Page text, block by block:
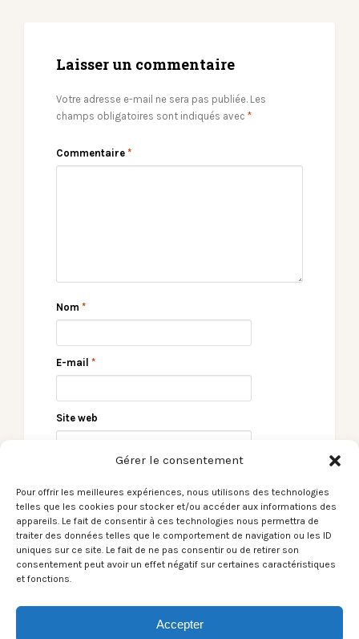
Gérer le consentement
Pour offrir les meilleures expériences, nous utilisons des technologies
telles que les cookies pour stocker et/ou accéder aux informations des
appareils. Le fait de consentir à ces technologies nous permettra de
traiter des données telles que le comportement de navigation ou les ID
uniques sur ce site. Le fait de ne pas consentir ou de retirer son
consentement peut avoir un effet négatif sur certaines caractéristiques
et fonctions.
Accepter
Laisser un commentaire
Votre adresse e-mail ne sera pas publiée. Les
champs obligatoires sont indiqués avec *
Commentaire *
Nom *
E-mail *
Site web
← [Le Son du moment]
Psychoanalysis (feat.